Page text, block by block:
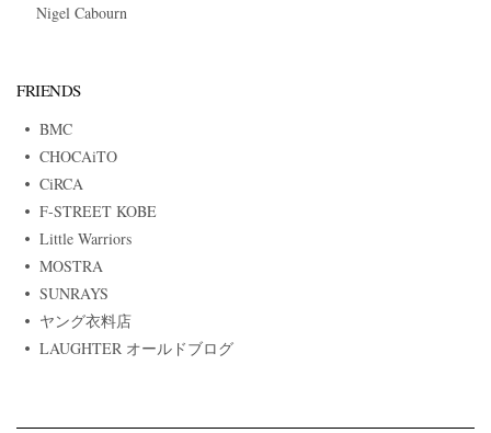
Nigel Cabourn
FRIENDS
BMC
CHOCAiTO
CiRCA
F-STREET KOBE
Little Warriors
MOSTRA
SUNRAYS
ヤング衣料店
LAUGHTER オールドブログ